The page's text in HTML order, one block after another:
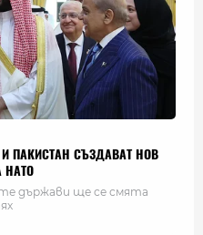
ПАКИСТАН СЪЗДАВАТ НОВ
НАТО
държави ще се смята